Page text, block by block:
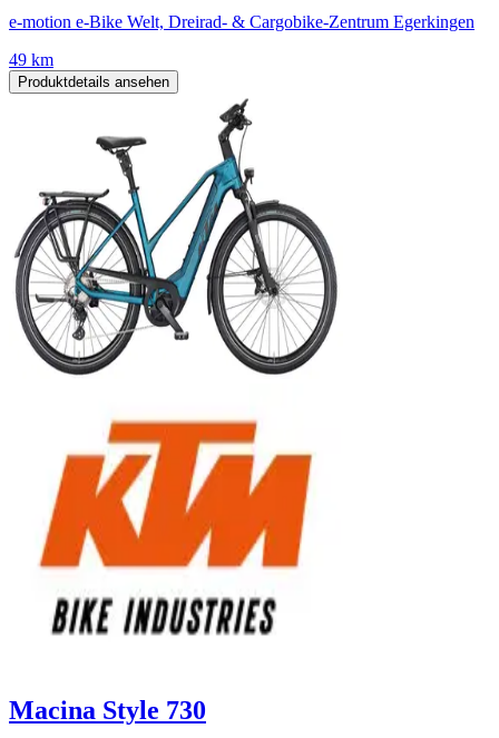
e-motion e-Bike Welt, Dreirad- & Cargobike-Zentrum Egerkingen
49 km
Produktdetails ansehen
Macina Style 730